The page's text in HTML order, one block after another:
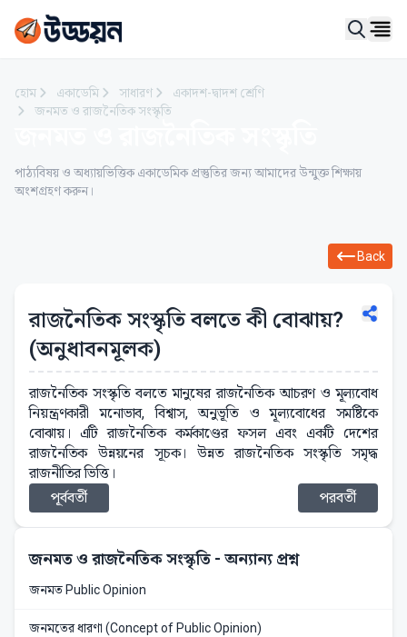
হোম একাডেমি সাধারণ
একাদশ-দ্বাদশ শ্রেণি
জনমত ও রাজনৈতিক সংস্কৃতি
পাঠ্যবিষয় ও অধ্যায়ভিত্তিক একাডেমিক প্রস্তুতির জন্য আমাদের উন্মুক্ত শিক্ষায়
অংশগ্রহণ করুন।
Back
রাজনৈতিক সংস্কৃতি বলতে কী বোঝায়?
(অনুধাবনমূলক)
রাজনৈতিক সংস্কৃতি বলতে মানুষের রাজনৈতিক আচরণ ও মূল্যবোধ
নিয়ন্ত্রণকারী মনোভাব, বিশ্বাস, অনুভূতি ও মূল্যবোধের সমষ্টিকে
বোঝায়। এটি রাজনৈতিক কর্মকাণ্ডের ফসল এবং একটি দেশের
রাজনৈতিক উন্নয়নের সূচক। উন্নত রাজনৈতিক সংস্কৃতি সমৃদ্ধ
রাজনীতির ভিত্তি।
পূর্ববর্তী
পরবর্তী
জনমত ও রাজনৈতিক সংস্কৃতি - অন্যান্য প্রশ্ন
জনমত Public Opinion
জনমতের ধারণা (Concept of Public Opinion)